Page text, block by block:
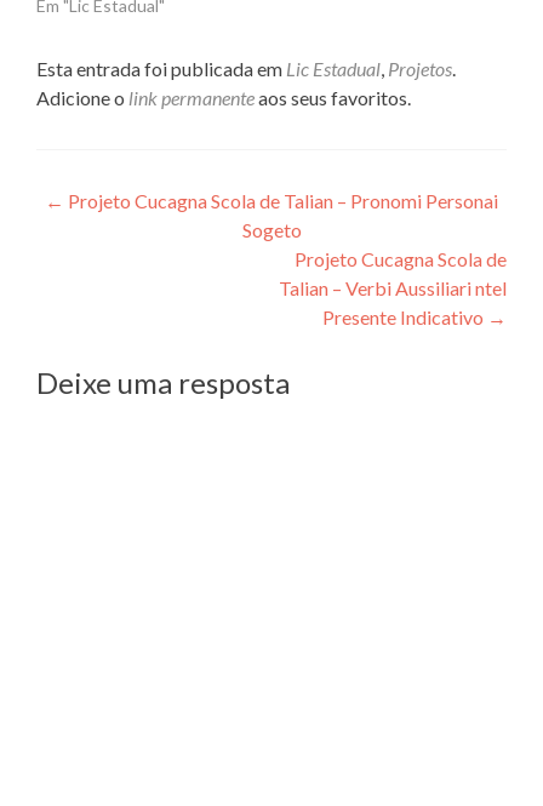
Em "Lic Estadual"
Esta entrada foi publicada em Lic Estadual Projetos
Adicione o link permanenteaos seus favoritos.
Navegação
← Projeto Cucagna Scola de Talian – Pronomi Personai
Sogeto
Projeto Cucagna Scola de
Talian – Verbi Aussiliari ntel
Presente Indicativo →
Deixe uma resposta